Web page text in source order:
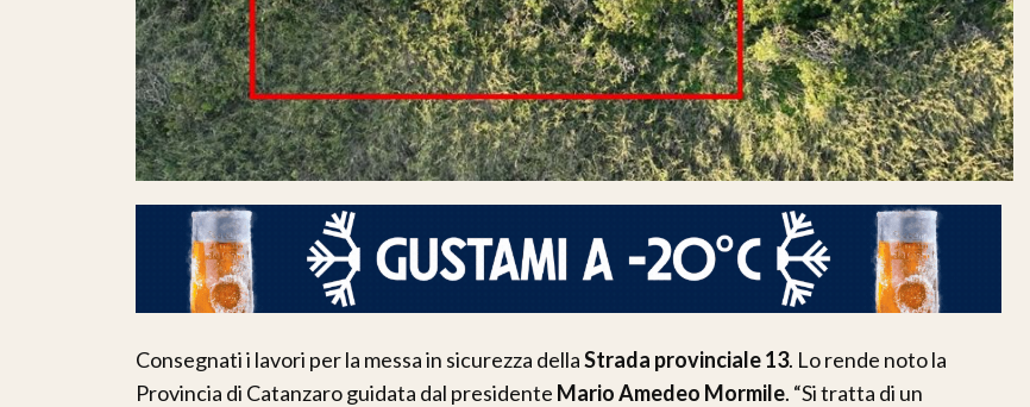
Consegnati i lavori per la messa in sicurezza dellaStrada provinciale 13. Lo rende noto la
Provincia di Catanzaro guidata dal presidente Mario Amedeo Mormile. “Si tratta di un